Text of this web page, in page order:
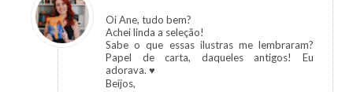
Oi Ane, tudo bem?
Achei linda a seleção!
Sabe o que essas ilustras me lembraram?
Papel de carta, daqueles antigos! Eu
adorava. ♥
Beijos,